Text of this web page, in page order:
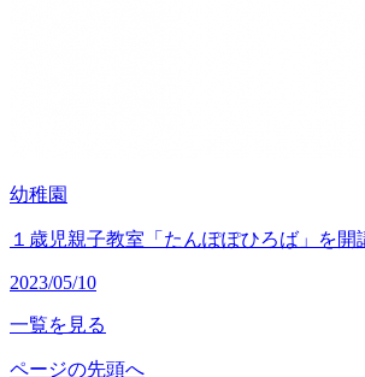
幼稚園
１歳児親子教室「たんぽぽひろば」を開
2023/05/10
一覧を見る
ページの先頭へ